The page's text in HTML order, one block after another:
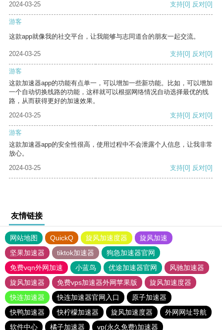
2024-03-25 支持[0] 反对[0]
游客
这款app就像我的社交平台，让我能够与志同道合的朋友一起交流。
2024-03-25 支持[0] 反对[0]
游客
这款加速器app的功能有点单一，可以增加一些新功能。比如，可以增加
一个自动切换线路的功能，这样就可以根据网络情况自动选择最优的线
路，从而获得更好的加速效果。
2024-03-25
支持[0] 反对[0]
游客
这款加速器app的安全性很高，使用过程中不会泄露个人信息，让我非常
放心。
2024-03-25
支持[0] 反对[0]
友情链接
网站地图 QuickQ 旋风加速度器
旋风加速
坚果加速器
tiktok加速器
狗急加速器官网
免费vqn外网加速
小蓝鸟 优途加速器官网
风驰加速器
旋风加速器
免费vps加速器外网苹果版
旋风加速度器
快连加速器
快连加速器官网入口
原子加速器
快鸭加速器
快柠檬加速器 旋风加速度器
外网网址导航
软件中心
橘子加速器 vp(永久免费)加速器